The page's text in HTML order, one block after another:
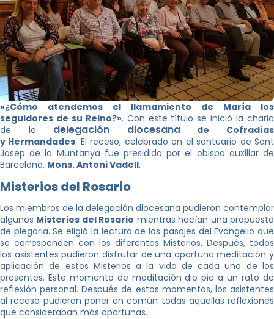
«¿Cómo atendemos el llamamiento de María los
seguidores de su Reino?». Con este título se inició la charla
de la delegación diocesanade Cofradías
y Hermandades. El receso, celebrado en el santuario de Sant
Josep de la Muntanya fue presidido por el obispo auxiliar de
Barcelona, Mons. Antoni Vadell.
Misterios del Rosario
Los miembros de la delegación diocesana pudieron contemplar
algunos Misterios del Rosario mientras hacían una propuesta
de plegaria. Se eligió la lectura de los pasajes del Evangelio que
se corresponden con los diferentes Misterios. Después, todos
los asistentes pudieron disfrutar de una oportuna meditación y
aplicación de estos Misterios a la vida de cada uno de los
presentes. Este momento de meditación dio pie a un rato de
reflexión personal. Después de estos momentos, los asistentes
al receso pudieron poner en común todas aquellas reflexiones
que consideraban más oportunas.